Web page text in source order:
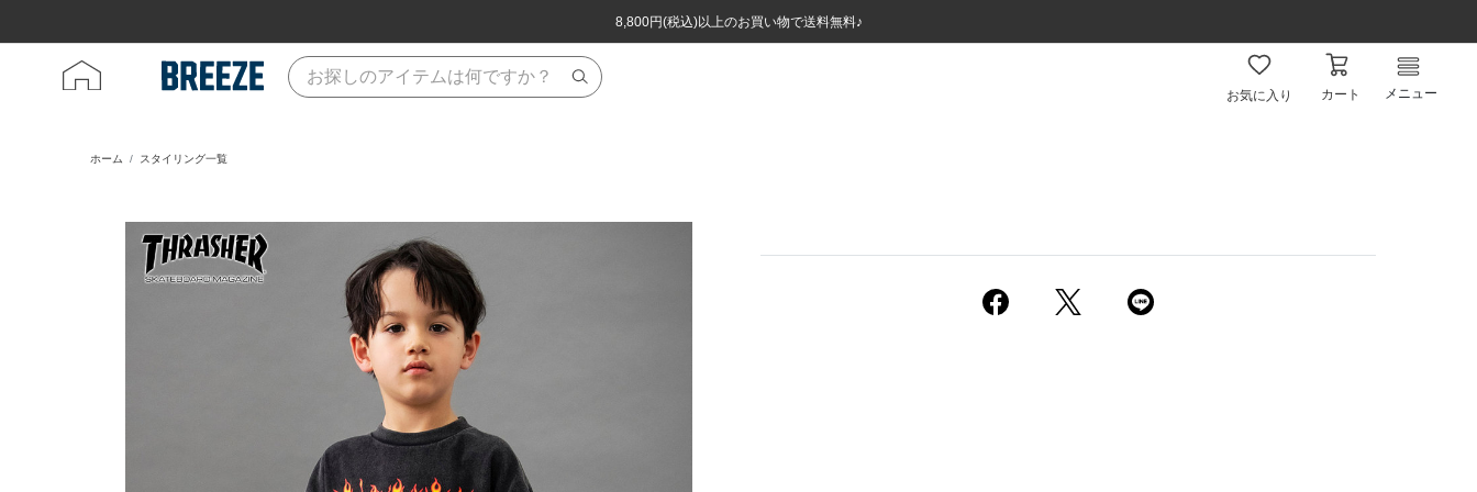
8,800円(税込)以上のお買い物で送料無料♪
ほぼ全品半額！！8/12(水)お昼12:59まで！！
8,800円(税込)以上のお買い物で送料無料♪
ほぼ全品半額！！8/12(水)お昼12:59まで！！
お気に入り カート メニュー
ホーム スタイリング一覧